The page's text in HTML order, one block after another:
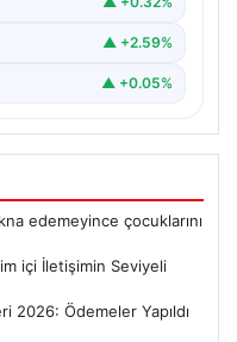
▲ +2.59%
▲ +0.05%
edemeyince çocuklarını
içi İletişimin Seviyeli
2026: Ödemeler Yapıldı